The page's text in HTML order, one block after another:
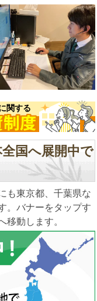
関する
国へ展開中で
も東京都、千葉県な
。バナーをタップす
移動します。